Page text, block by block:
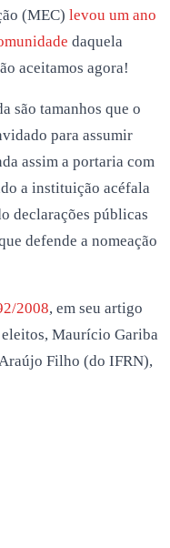
(MEC) levou um ano
daquela
aceitamos agora!
são tamanhos que o
para assumir
assim a portaria com
a instituição acéfala
declarações públicas
defende a nomeação
2008, em seu artigo
eleitos, Maurício Gariba
Filho (do IFRN),